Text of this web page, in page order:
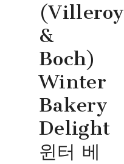
(Villeroy
&
Boch)
Winter
Bakery
Delight
윈터 베